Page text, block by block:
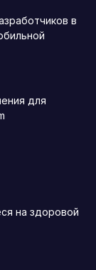
в
для
на здоровой